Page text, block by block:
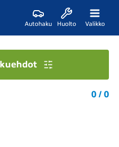
Autohaku Huolto Valikko
0 / 0